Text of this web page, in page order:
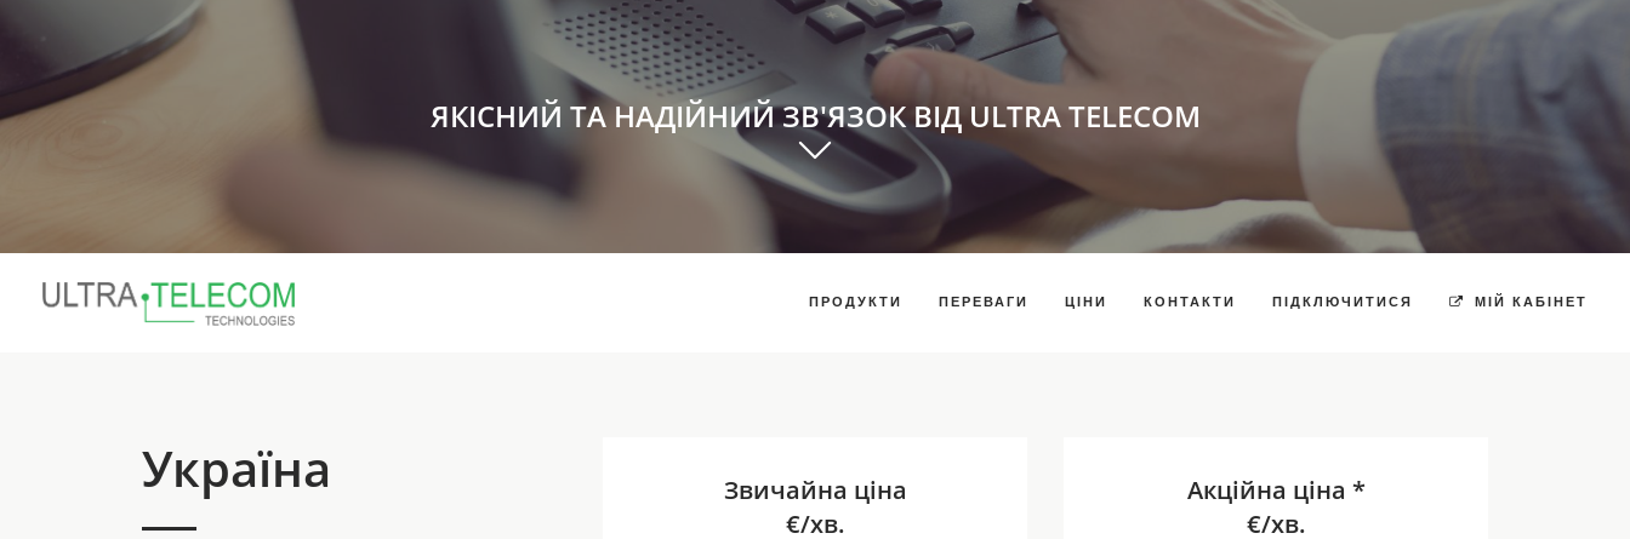
ЯКІСНИЙ ТА НАДІЙНИЙ ЗВ'ЯЗОК ВІД ULTRA TELECOM
ПРОДУКТИ ПЕРЕВАГИ ЦІНИ КОНТАКТИ ПІДКЛЮЧИТИСЯ МІЙ КАБІНЕТ
Україна
Звичайна ціна
€/хв.
Акційна ціна *
€/хв.